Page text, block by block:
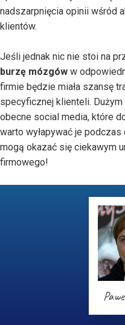
nadszarpnięcia opinii wśród
klientów.
Jeśli jednak nic nie stoi na
burzę mózgów w
firmie będzie miała szansę
specyficznej klienteli.
obecne social media, które
warto wyłapywać je
mogą okazać się ciekawym
firmowego!